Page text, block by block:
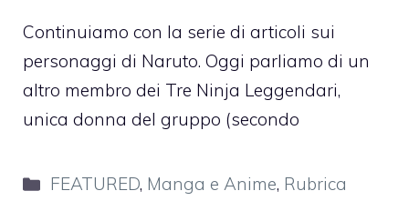
Continuiamo con la serie di articoli sui
personaggi di Naruto. Oggi parliamo di un
altro membro dei Tre Ninja Leggendari,
unica donna del gruppo (secondo
Categorie
FEATURED, Manga e Anime, Rubrica